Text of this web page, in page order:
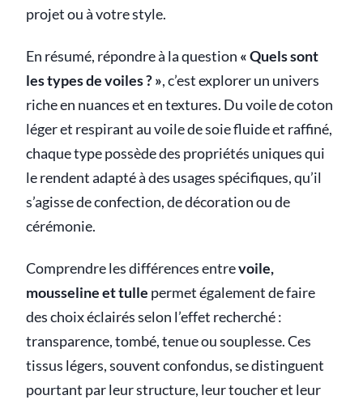
projet ou à votre style.
En résumé, répondre à la question « Quels sont
les types de voiles ? », c’est explorer un univers
riche en nuances et en textures. Du voile de coton
léger et respirant au voile de soie fluide et raffiné,
chaque type possède des propriétés uniques qui
le rendent adapté à des usages spécifiques, qu’il
s’agisse de confection, de décoration ou de
cérémonie.
Comprendre les différences entrevoile,
mousseline et tulle permet également de faire
des choix éclairés selon l’effet recherché :
transparence, tombé, tenue ou souplesse. Ces
tissus légers, souvent confondus, se distinguent
pourtant par leur structure, leur toucher et leur